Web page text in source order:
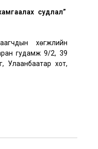
судлал”
хөгжлийн
гудамж 9/2, 39
Улаанбаатар хот,